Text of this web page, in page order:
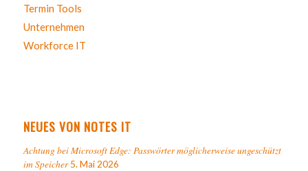
Termin Tools
Unternehmen
Workforce IT
NEUES VON NOTES IT
Achtung bei Microsoft Edge: Passwörter möglicherweise ungeschützt
im Speicher 5. Mai 2026